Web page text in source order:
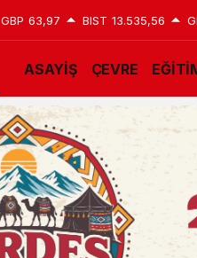
GBP 63,97 BIST 13.535,56
ASAYİŞ ÇEVRE